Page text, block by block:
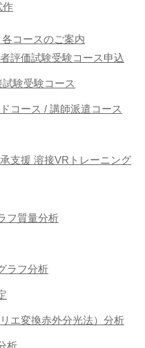
作
コースのご案内
評価試験受験コース申込
験受験コース
コース / 講師派遣コース
支援 溶接VRトレーニング
フ質量分析
ラフ分析
エ変換赤外分光法）分析
析